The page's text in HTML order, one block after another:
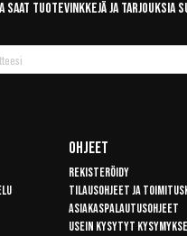
saat tuotevinkkejä ja tarjouksia
Ohjeet
Rekisteröidy
Tilausohjeet ja
Asiakaspalautusohjeet
Usein kysytyt